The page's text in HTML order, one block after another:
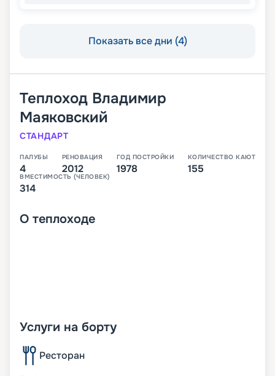
Показать все дни (4)
Теплоход Владимир
Маяковский
СТАНДАРТ
ПАЛУБЫ
4
РЕНОВАЦИЯ
2012
ГОД ПОСТРОЙКИ
1978
КОЛИЧЕСТВО КАЮТ
155
ВМЕСТИМОСТЬ (ЧЕЛОВЕК)
314
О теплоходе
Услуги на борту
Ресторан